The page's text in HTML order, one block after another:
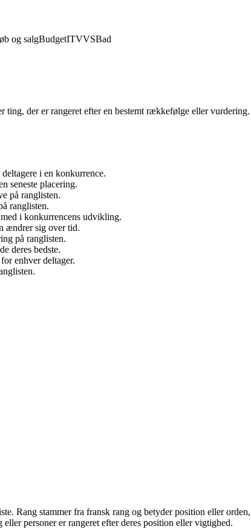
og salgBudgetITVVSBad
ting, der er rangeret efter en bestemt rækkefølge eller
i en konkurrence.
seneste placering.
på ranglisten.
ranglisten.
i konkurrencens udvikling.
ændrer sig over tid.
på ranglisten.
deres bedste.
enhver deltager.
Rang stammer fra fransk rang og betyder position eller
personer er rangeret efter deres position eller vigtighed.